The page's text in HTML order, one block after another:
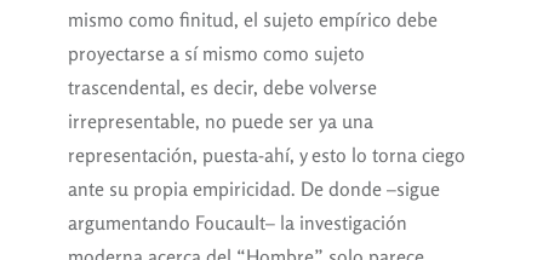
mismo como finitud, el sujeto empírico debe
proyectarse a sí mismo como sujeto
trascendental, es decir, debe volverse
irrepresentable, no puede ser ya una
representación, puesta-ahí, y esto lo torna ciego
ante su propia empiricidad. De donde –sigue
argumentando Foucault– la investigación